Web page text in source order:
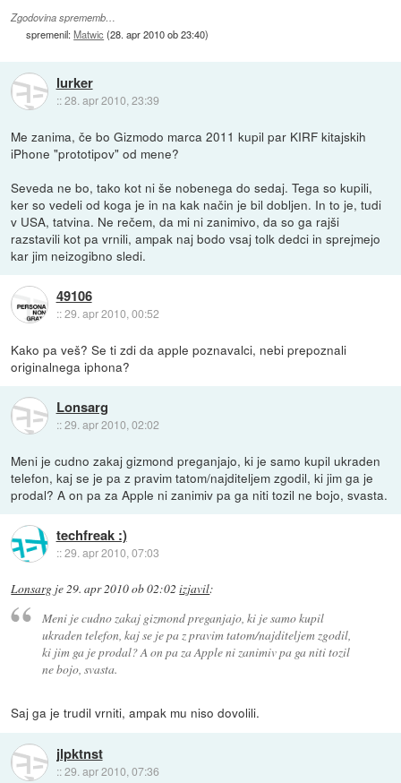
Zgodovina sprememb…
spremenil:Matwic (28. apr 2010 ob 23:40)
lurker
::28. apr 2010, 23:39
Me zanima, če bo Gizmodo marca 2011 kupil par KIRF kitajskih
iPhone "prototipov" od mene?
Seveda ne bo, tako kot ni še nobenega do sedaj. Tega so kupili,
ker so vedeli od koga je in na kak način je bil dobljen. In to je, tudi
v USA, tatvina. Ne rečem, da mi ni zanimivo, da so ga rajši
razstavili kot pa vrnili, ampak naj bodo vsaj tolk dedci in sprejmejo
kar jim neizogibno sledi.
49106
::29. apr 2010, 00:52
Kako pa veš? Se ti zdi da apple poznavalci, nebi prepoznali
originalnega iphona?
Lonsarg
::29. apr 2010, 02:02
Meni je cudno zakaj gizmond preganjajo, ki je samo kupil ukraden
telefon, kaj se je pa z pravim tatom/najditeljem zgodil, ki jim ga je
prodal? A on pa za Apple ni zanimiv pa ga niti tozil ne bojo, svasta.
techfreak :)
::29. apr 2010, 07:03
Lonsarg je29. apr 2010 ob 02:02 izjavil:
Meni je cudno zakaj gizmond preganjajo, ki je samo kupil
ukraden telefon, kaj se je pa z pravim tatom/najditeljem zgodil,
ki jim ga je prodal? A on pa za Apple ni zanimiv pa ga niti tozil
ne bojo, svasta.
Saj ga je trudil vrniti, ampak mu niso dovolili.
jlpktnst
::29. apr 2010, 07:36